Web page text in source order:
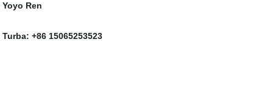
Yoyo Ren
Turba: +86 15065253523